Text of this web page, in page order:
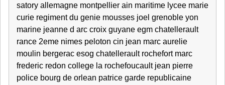
satory allemagne montpellier ain maritime lycee marie
curie regiment du genie mousses joel grenoble yon
marine jeanne d arc croix guyane egm chatellerault
rance 2eme nimes peloton cin jean marc aurelie
moulin bergerac esog chatellerault rochefort marc
frederic redon college la rochefoucault jean pierre
police bourg de orlean patrice garde republicaine